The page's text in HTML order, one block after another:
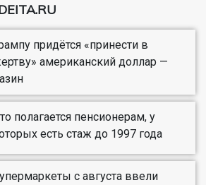
придётся «принести в
американский доллар —
полагается пенсионерам, у
есть стаж до 1997 года
с августа ввели